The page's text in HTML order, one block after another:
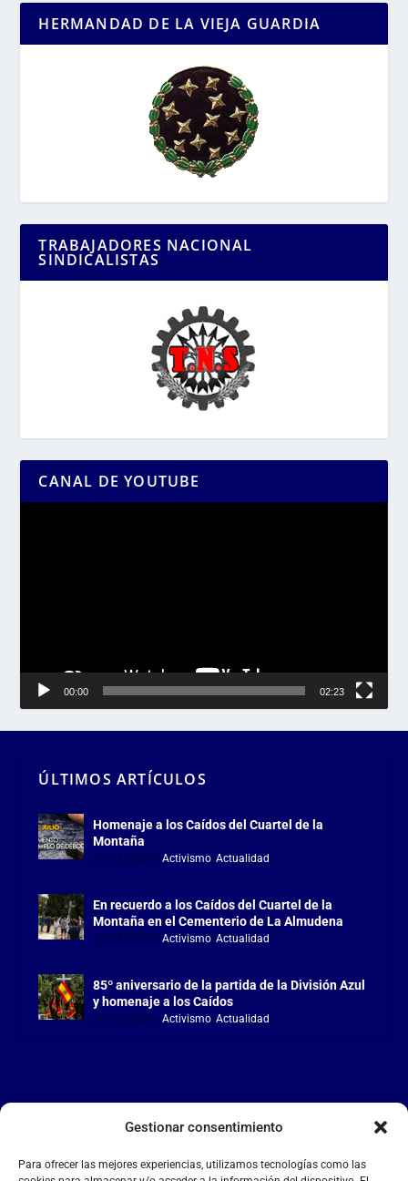
Gestionar consentimiento
Para ofrecer las mejores experiencias, utilizamos tecnologías como las
HERMANDAD DE LA VIEJA GUARDIA
TRABAJADORES NACIONAL
SINDICALISTAS
CANAL DE YOUTUBE
00:00 02:23
ÚLTIMOS ARTÍCULOS
Homenaje a los Caídos del Cuartel de la
Montaña
Jul 18, 2026 |Activismo ,Actualidad
En recuerdo a los Caídos del Cuartel de la
Montaña en el Cementerio de La Almudena
Jul 18, 2026 |Activismo ,Actualidad
85º aniversario de la partida de la División Azul
y homenaje a los Caídos
Jul 15, 2026 |Activismo ,Actualidad
LA FALANGE
Reproductor